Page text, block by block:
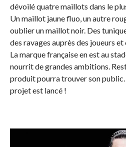
dévoilé quatre maillots dans le
Un maillot jaune fluo, un autre
oublier un maillot noir. Des
des ravages auprès des joueurs
La marque française en est au
nourrit de grandes ambitions.
produit pourra trouver son public.
projet est lancé !